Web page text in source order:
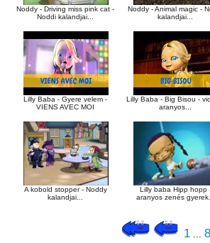
Noddy - Driving miss pink cat -
Noddi kalandjai...
Noddy - Animal magic -
kalandjai...
Lilly Baba - Gyere velem -
VIENS AVEC MOI
Lilly Baba - Big Bisou -
aranyos...
A kobold stopper - Noddy
kalandjai...
Lilly baba Hipp hopp
aranyos zenés
1 ...